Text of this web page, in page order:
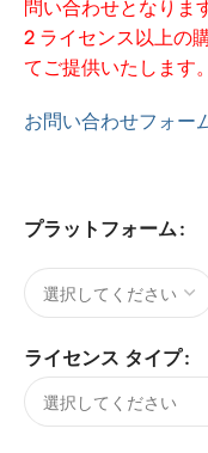
問い合わせとなりま
2 ライセンス以上の
てご提供いたします。
お問い合わせフォー
プラットフォーム
ライセンス タイプ